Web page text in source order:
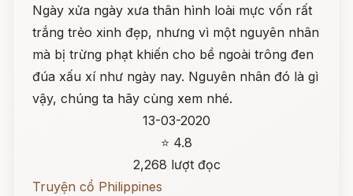
Ngày xửa ngày xưa thân hình loài mực vốn rất
trắng trẻo xinh đẹp, nhưng vì một nguyên nhân
mà bị trừng phạt khiến cho bề ngoài trông đen
đúa xấu xí như ngày nay. Nguyên nhân đó là gì
vậy, chúng ta hãy cùng xem nhé.
13-03-2020
⭐ 4.8
2,268 lượt đọc
Truyện cổ Philippines